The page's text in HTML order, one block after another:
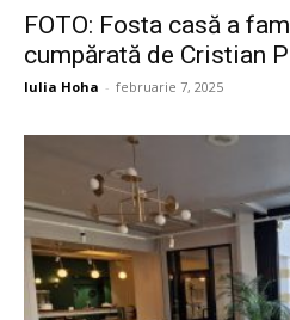
FOTO: Fosta casă a
cumpărată de Cristian
Iulia Hoha - februarie 7, 2025